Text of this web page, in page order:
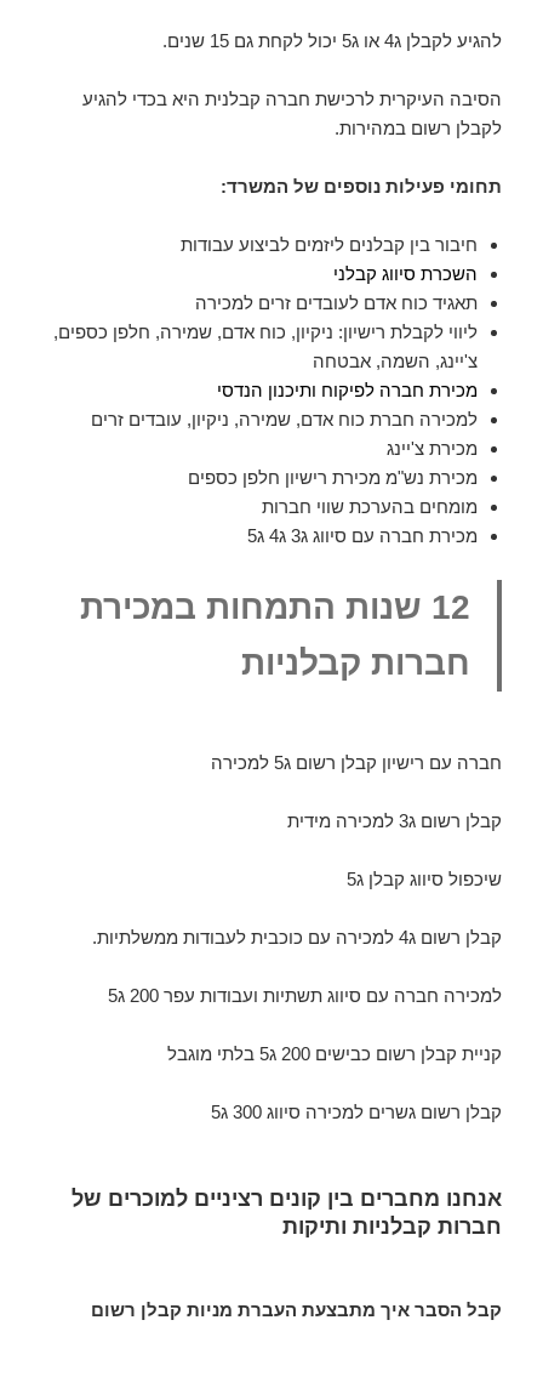
להגיע לקבלן ג4 או ג5 יכול לקחת גם 15 שנים.
הסיבה העיקרית לרכישת חברה קבלנית היא בכדי להגיע
לקבלן רשום במהירות.
תחומי פעילות נוספים של המשרד:
חיבור בין קבלנים ליזמים לביצוע עבודות
השכרת סיווג קבלני
תאגיד כוח אדם לעובדים זרים למכירה
ליווי לקבלת רישיון: ניקיון, כוח אדם, שמירה, חלפן כספים,
צ'יינג, השמה, אבטחה
מכירת חברה לפיקוח ותיכנון הנדסי
למכירה חברת כוח אדם, שמירה, ניקיון, עובדים זרים
מכירת צ'יינג
מכירת נש"מ מכירת רישיון חלפן כספים
מומחים בהערכת שווי חברות
מכירת חברה עם סיווג ג3 ג4 ג5
12 שנות התמחות במכירת
חברות קבלניות
חברה עם רישיון קבלן רשום ג5 למכירה
קבלן רשום ג3 למכירה מידית
שיכפול סיווג קבלן ג5
קבלן רשום ג4 למכירה עם כוכבית לעבודות ממשלתיות.
למכירה חברה עם סיווג תשתיות ועבודות עפר 200 ג5
קניית קבלן רשום כבישים 200 ג5 בלתי מוגבל
קבלן רשום גשרים למכירה סיווג 300 ג5
אנחנו מחברים בין קונים רציניים למוכרים של
חברות קבלניות ותיקות
קבל הסבר איך מתבצעת העברת מניות קבלן רשום